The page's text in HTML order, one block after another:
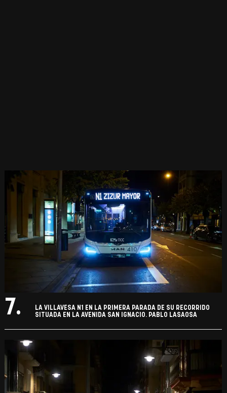
7.
LA VILLAVESA N1 EN LA PRIMERA PARADA DE SU RECORRIDO
SITUADA EN LA AVENIDA SAN IGNACIO. PABLO LASAOSA